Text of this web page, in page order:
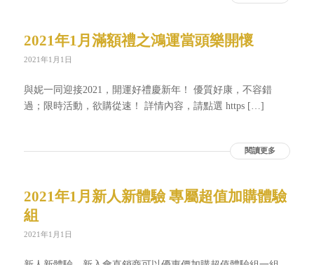
2021年1月滿額禮之鴻運當頭樂開懷
2021年1月1日
與妮一同迎接2021，開運好禮慶新年！ 優質好康，不容錯
過；限時活動，欲購從速！ 詳情內容，請點選 https […]
閱讀更多
2021年1月新人新體驗 專屬超值加購體驗
組
2021年1月1日